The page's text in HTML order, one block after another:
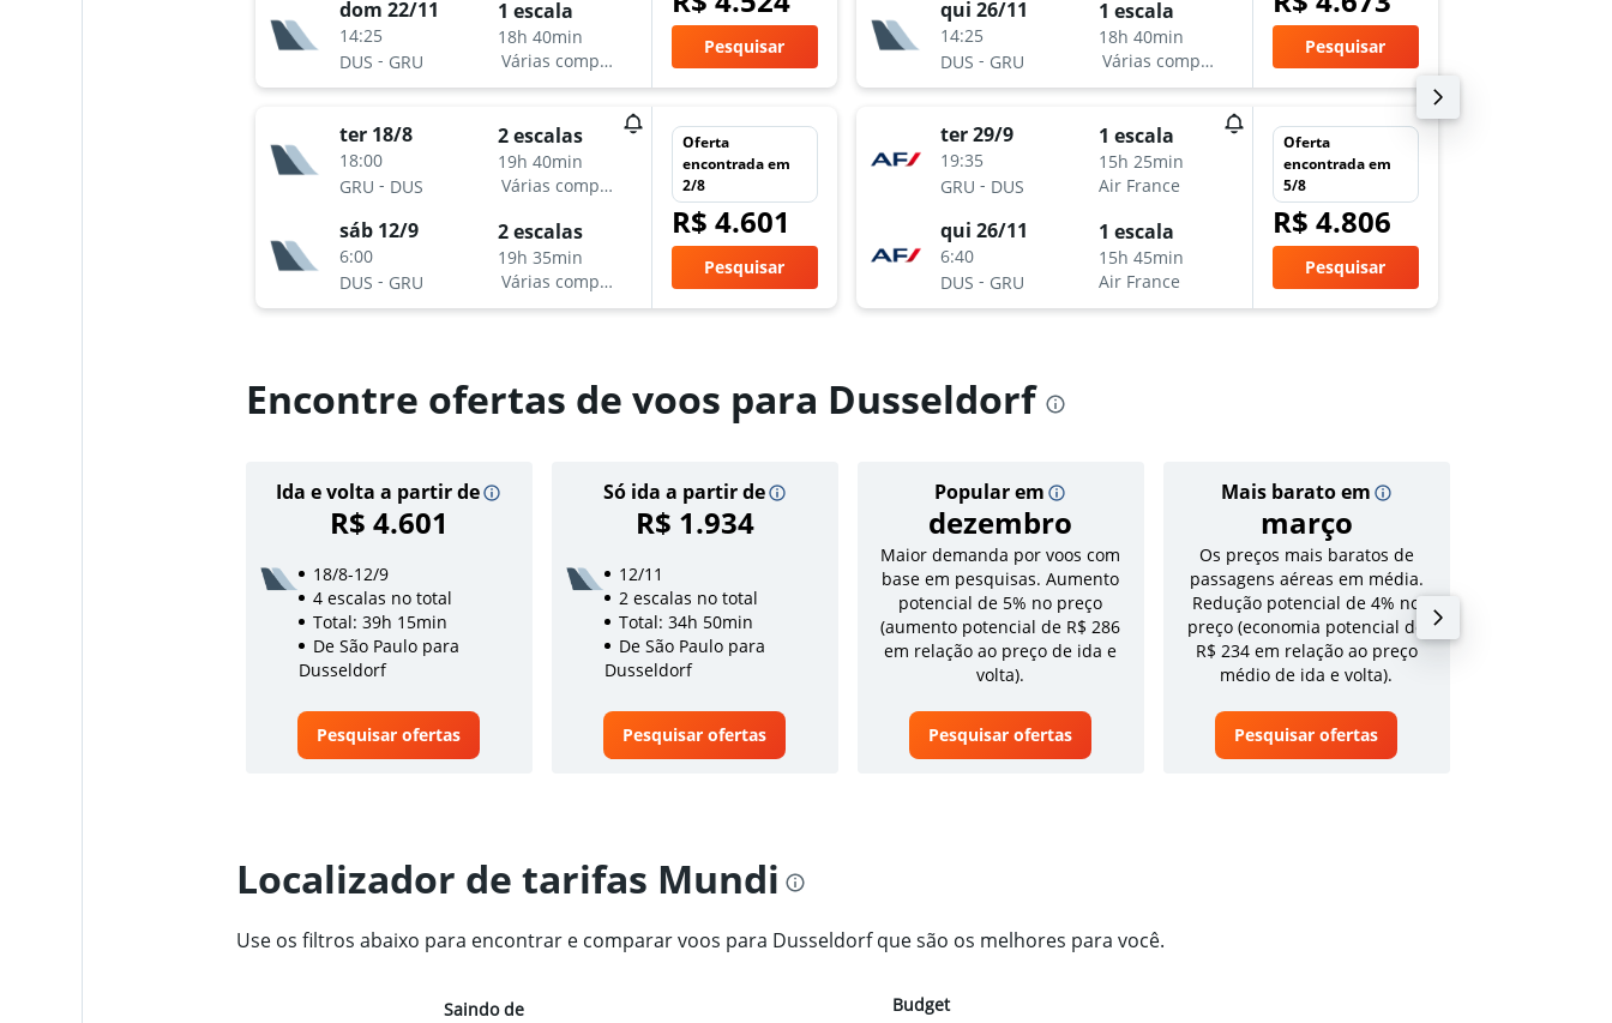
dom 22/11
14:25
DUS - GRU
1 escala
18h 40min
Várias companhias aéreas
Pesquisar
ter 18/8
18:00
GRU - DUS
2 escalas
19h 40min
Várias companhias aéreas
sáb 12/9
6:00
DUS - GRU
2 escalas
19h 35min
Várias companhias aéreas
Oferta
encontrada em
2/8
R$ 4.601
Pesquisar
qui 26/11
14:25
DUS - GRU
1 escala
18h 40min
Várias companhias aéreas
Pesquisar
ter 29/9
19:35
GRU - DUS
1 escala
15h 25min
Air France
qui 26/11
6:40
DUS - GRU
1 escala
15h 45min
Air France
Oferta
encontrada em
5/8
R$ 4.806
Pesquisar
Encontre ofertas de voos para Dusseldorf
Ida e volta a partir de
R$ 4.601
Só ida a partir de
R$ 1.934
Popular em
dezembro
Mais barato em
março
18/8-12/9
4 escalas no total
Total: 39h 15min
De São Paulo para
Dusseldorf
Pesquisar ofertas
12/11
2 escalas no total
Total: 34h 50min
De São Paulo para
Dusseldorf
Pesquisar ofertas
Maior demanda por voos com
base em pesquisas. Aumento
potencial de 5% no preço
(aumento potencial de R$ 286
em relação ao preço de ida e
volta).
Pesquisar ofertas
Os preços mais baratos de
passagens aéreas em média.
Redução potencial de 4% no
preço (economia potencial de
R$ 234 em relação ao preço
médio de ida e volta).
Pesquisar ofertas
Localizador de tarifas Mundi
Use os filtros abaixo para encontrar e comparar voos para Dusseldorf que são os melhores para você.
Saindo de Budget